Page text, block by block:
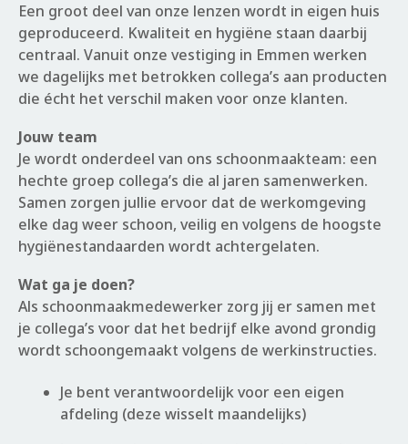
Een groot deel van onze lenzen wordt in eigen huis
geproduceerd. Kwaliteit en hygiëne staan daarbij
centraal. Vanuit onze vestiging in Emmen werken
we dagelijks met betrokken collega’s aan producten
die écht het verschil maken voor onze klanten.
Jouw team
Je wordt onderdeel van ons schoonmaakteam: een
hechte groep collega’s die al jaren samenwerken.
Samen zorgen jullie ervoor dat de werkomgeving
elke dag weer schoon, veilig en volgens de hoogste
hygiënestandaarden wordt achtergelaten.
Wat ga je doen?
Als schoonmaakmedewerker zorg jij er samen met
je collega’s voor dat het bedrijf elke avond grondig
wordt schoongemaakt volgens de werkinstructies.
Je bent verantwoordelijk voor een eigen
afdeling (deze wisselt maandelijks)